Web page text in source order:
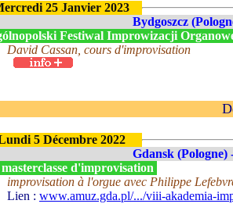
25 Janvier 2023
Bydgoszcz
Festiwal Improwizacji
David Cassan, cours d'improvisation
5 Décembre 2022
Gdansk (Pologne)
d'improvisation
improvisation à l'orgue avec Philippe
Lien : www.amuz.gda.pl/.../viii-akademia-